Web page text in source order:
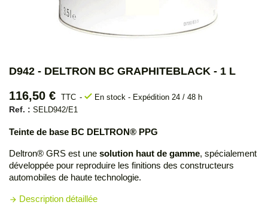
D942 - DELTRON BC GRAPHITEBLACK - 1 L
116,50 € TTC check En stock - Expédition 24 / 48 h
Ref. : SELD942/E1
Teinte de base BC DELTRON® PPG
Deltron® GRS est une solution haut de gamme, spécialement
développée pour reproduire les finitions des constructeurs
automobiles de haute technologie.
arrow_forward Description détaillée